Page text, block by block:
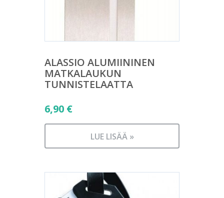
ALASSIO ALUMIININEN
MATKALAUKUN
TUNNISTELAATTA
6,90 €
LUE LISÄÄ »